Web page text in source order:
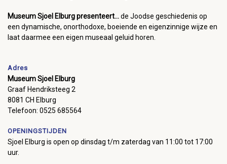
Museum Sjoel Elburg presenteert...de Joodse geschiedenis op
een dynamische, onorthodoxe, boeiende en eigenzinnige wijze en
laat daarmee een eigen museaal geluid horen.
Adres
Museum Sjoel Elburg
Graaf Hendriksteeg 2
8081 CH Elburg
Telefoon: 0525 685564
OPENINGSTIJDEN
Sjoel Elburg is open op dinsdag t/m zaterdag van 11:00 tot 17:00
uur.